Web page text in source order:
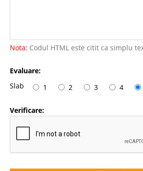
Nota: Codul HTML este citit ca simplu
Evaluare:
Slab
1 2 3 4
Verificare: